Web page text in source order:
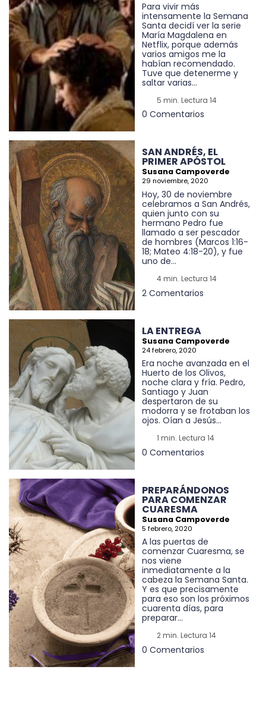
Para vivir más
intensamente la Semana
Santa decidí ver la serie
María Magdalena en
Netflix, porque además
varios amigos me la
habían recomendado.
Tuve que detenerme y
saltar varias...
5 min. Lectura 14
0 Comentarios
SAN ANDRÉS, EL
PRIMER APÓSTOL
Susana Campoverde
29 noviembre, 2020
Hoy, 30 de noviembre
celebramos a San Andrés,
quien junto con su
hermano Pedro fue
llamado a ser pescador
de hombres (Marcos 1:16-
18; Mateo 4:18-20), y fue
uno de...
4 min. Lectura 14
2 Comentarios
LA ENTREGA
Susana Campoverde
24 febrero, 2020
Era noche avanzada en el
Huerto de los Olivos,
noche clara y fría. Pedro,
Santiago y Juan
despertaron de su
modorra y se frotaban los
ojos. Oían a Jesús...
1 min. Lectura 14
0 Comentarios
PREPARÁNDONOS
PARA COMENZAR
CUARESMA
Susana Campoverde
5 febrero, 2020
A las puertas de
comenzar Cuaresma, se
nos viene
inmediatamente a la
cabeza la Semana Santa.
Y es que precisamente
para eso son los próximos
cuarenta días, para
preparar...
2 min. Lectura 14
0 Comentarios